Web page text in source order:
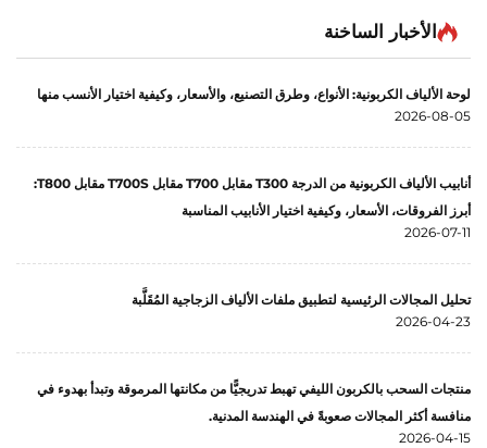
الأقواس المركبة
الأخبار الساخنة
لوحة الألياف الكربونية: الأنواع، وطرق التصنيع، والأسعار، وكيفية اختيار الأنسب منها
2026-08-05
أنابيب الألياف الكربونية من الدرجة T300 مقابل T700 مقابل T700S مقابل T800:
أبرز الفروقات، الأسعار، وكيفية اختيار الأنابيب المناسبة
2026-07-11
تحليل المجالات الرئيسية لتطبيق ملفات الألياف الزجاجية المُقَلَّبة
2026-04-23
منتجات السحب بالكربون الليفي تهبط تدريجيًّا من مكانتها المرموقة وتبدأ بهدوء في
منافسة أكثر المجالات صعوبةً في الهندسة المدنية.
2026-04-15